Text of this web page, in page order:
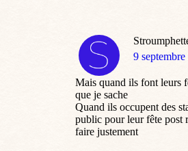
dit
9
Mais quand ils font leurs
que je sache
Quand ils occupent des
public pour leur fête post
faire justement